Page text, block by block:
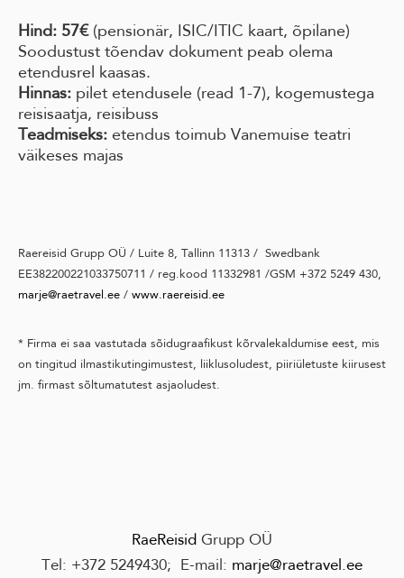
Hind: 57€(pensionär, ISIC/ITIC kaart, õpilane)
Soodustust tõendav dokument peab olema
etendusrel kaasas.
Hinnas: pilet etendusele (read 1-7), kogemustega
reisisaatja, reisibuss
Teadmiseks: etendus toimub Vanemuise teatri
väikeses majas
Raereisid Grupp OÜ / Luite 8, Tallinn 11313 / Swedbank
EE382200221033750711 / reg.kood 11332981 /GSM +372 5249 430,
marje@raetravel.ee / www.raereisid.ee
* Firma ei saa vastutada sõidugraafikust kõrvalekaldumise eest, mis
on tingitud ilmastikutingimustest, liiklusoludest, piiriületuste kiirusest
jm. firmast sõltumatutest asjaoludest.
RaeReisid Grupp OÜ
Tel: +372 5249430; E-mail: marje@raetravel.ee